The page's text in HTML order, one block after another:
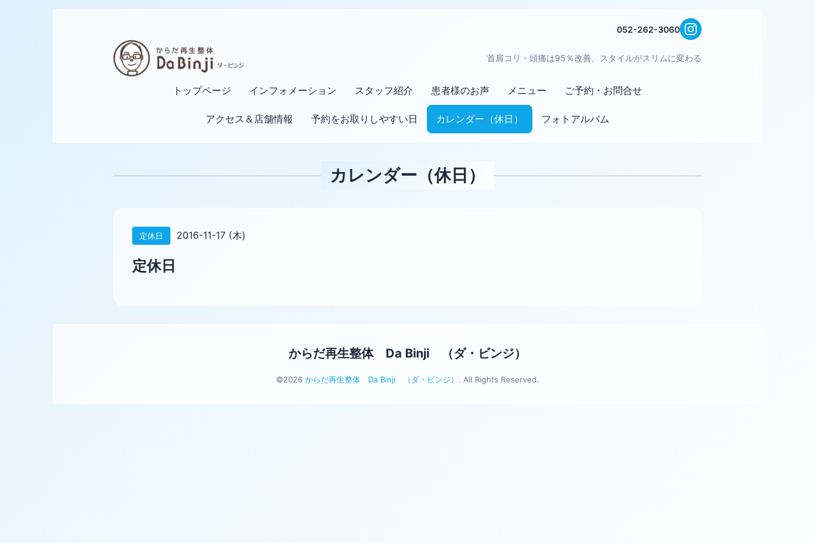
052-262-3060
首肩コリ・頭痛は95％改善、スタイルがスリムに変わる
トップページ インフォメーション スタッフ紹介 患者様のお声 メニュー ご予約・お問合せ
アクセス＆店舗情報 予約をお取りしやすい日 カレンダー（休日） フォトアルバム
カレンダー（休日）
定休日 2016-11-17 (木)
定休日
からだ再生整体 Da Binji （ダ・ビンジ）
©2026 からだ再生整体 Da Binji （ダ・ビンジ） . All Rights Reserved.